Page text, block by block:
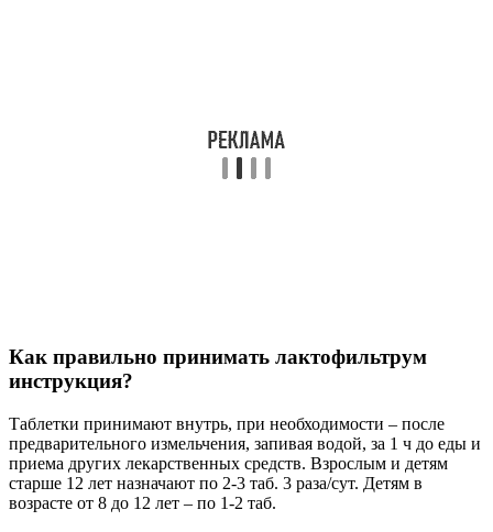
Как правильно принимать лактофильтрум
инструкция?
Таблетки принимают внутрь, при необходимости – после
предварительного измельчения, запивая водой, за 1 ч до еды и
приема других лекарственных средств. Взрослым и детям
старше 12 лет назначают по 2-3 таб. 3 раза/сут. Детям в
возрасте от 8 до 12 лет – по 1-2 таб.